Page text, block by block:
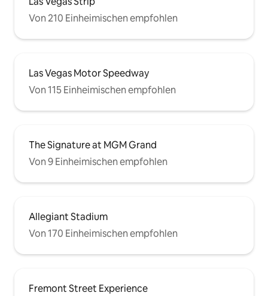
Von 210 Einheimischen empfohlen
Las Vegas Motor Speedway
Von 115 Einheimischen empfohlen
The Signature at MGM Grand
Von 9 Einheimischen empfohlen
Allegiant Stadium
Von 170 Einheimischen empfohlen
Fremont Street Experience